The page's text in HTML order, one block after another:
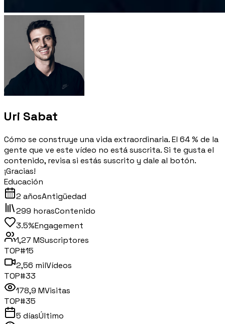
Uri Sabat
Cómo se construye una vida extraordinaria. El 64 % de la
gente que ve este vídeo no está suscrita. Si te gusta el
contenido, revisa si estás suscrito y dale al botón.
¡Gracias!
Educación
2 añosAntigüedad
299 horasContenido
3.5%Engagement
1,27 MSuscriptores
TOP#15
2,56 milVídeos
TOP#33
178,9 MVisitas
TOP#35
5 díasÚltimo